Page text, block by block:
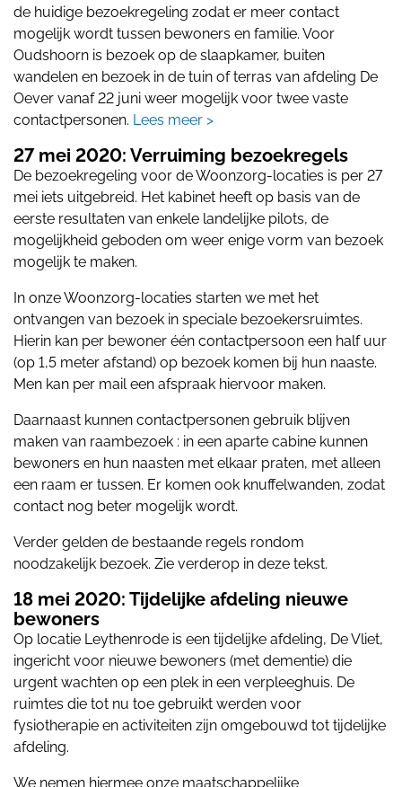
de huidige bezoekregeling zodat er meer contact
mogelijk wordt tussen bewoners en familie. Voor
Oudshoorn is bezoek op de slaapkamer, buiten
wandelen en bezoek in de tuin of terras van afdeling De
Oever vanaf 22 juni weer mogelijk voor twee vaste
contactpersonen. Lees meer >
27 mei 2020: Verruiming bezoekregels
De bezoekregeling voor de Woonzorg-locaties is per 27
mei iets uitgebreid. Het kabinet heeft op basis van de
eerste resultaten van enkele landelijke pilots, de
mogelijkheid geboden om weer enige vorm van bezoek
mogelijk te maken.
In onze Woonzorg-locaties starten we met het
ontvangen van bezoek in speciale bezoekersruimtes.
Hierin kan per bewoner één contactpersoon een half uur
(op 1,5 meter afstand) op bezoek komen bij hun naaste.
Men kan per mail een afspraak hiervoor maken.
Daarnaast kunnen contactpersonen gebruik blijven
maken van raambezoek : in een aparte cabine kunnen
bewoners en hun naasten met elkaar praten, met alleen
een raam er tussen. Er komen ook knuffelwanden, zodat
contact nog beter mogelijk wordt.
Verder gelden de bestaande regels rondom
noodzakelijk bezoek. Zie verderop in deze tekst.
18 mei 2020: Tijdelijke afdeling nieuwe
bewoners
Op locatie Leythenrode is een tijdelijke afdeling, De Vliet,
ingericht voor nieuwe bewoners (met dementie) die
urgent wachten op een plek in een verpleeghuis. De
ruimtes die tot nu toe gebruikt werden voor
fysiotherapie en activiteiten zijn omgebouwd tot tijdelijke
afdeling.
We nemen hiermee onze maatschappelijke